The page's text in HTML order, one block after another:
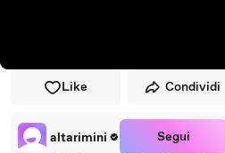
Like Condividi
altarimini Segui